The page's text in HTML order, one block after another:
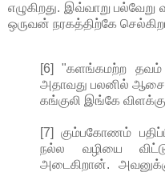
எழுகிறது. இவ்வாறு
ஒருவன் நரகத்திற்கே
[6] "களங்கமற்ற தவம்
அதாவது பலனில்
கங்குலி இங்கே
[7] கும்பகோணம்
நல்ல வழியை
அடைகிறான்.